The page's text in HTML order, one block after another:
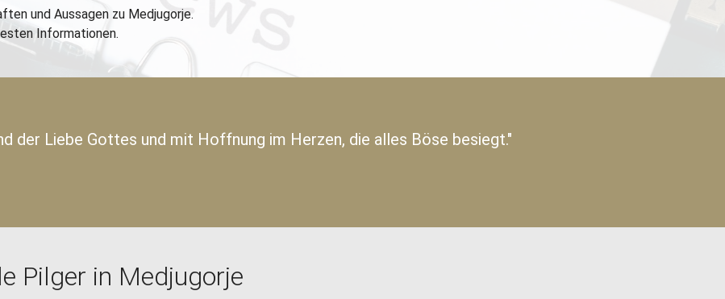
und Aussagen zu Medjugorje.
Informationen.
der Liebe Gottes und mit Hoffnung im Herzen, die alles Böse besiegt."
Pilger in Medjugorje